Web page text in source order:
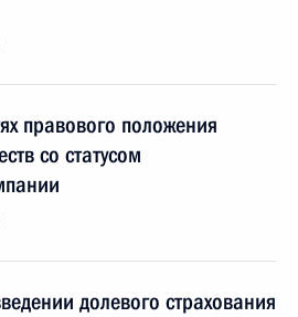
правового положения
со статусом
долевого страхования